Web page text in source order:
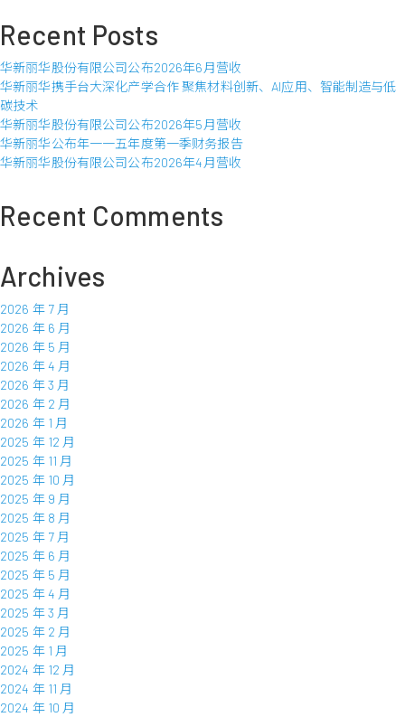
公
司
布
2016
年
营
Recent Posts
华新丽华股份有限公司公布2026年6月营收
华新丽华携手台大深化产学合作 聚焦材料创新、AI应用、智能制造与低
碳技术
华新丽华股份有限公司公布2026年5月营收
华新丽华公布年一一五年度第一季财务报告
华新丽华股份有限公司公布2026年4月营收
Recent Comments
Archives
2026 年 7 月
2026 年 6 月
2026 年 5 月
2026 年 4 月
2026 年 3 月
2026 年 2 月
2026 年 1 月
2025 年 12 月
2025 年 11 月
2025 年 10 月
2025 年 9 月
2025 年 8 月
2025 年 7 月
2025 年 6 月
2025 年 5 月
2025 年 4 月
2025 年 3 月
2025 年 2 月
2025 年 1 月
2024 年 12 月
2024 年 11 月
2024 年 10 月